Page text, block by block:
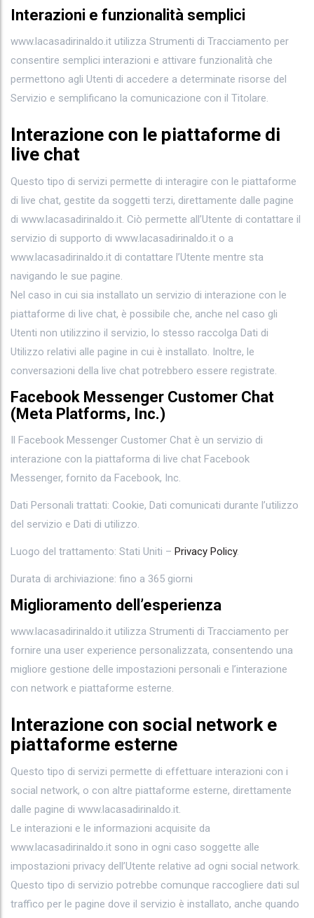
Interazioni e funzionalità semplici
www.lacasadirinaldo.it utilizza Strumenti di Tracciamento per
consentire semplici interazioni e attivare funzionalità che
permettono agli Utenti di accedere a determinate risorse del
Servizio e semplificano la comunicazione con il Titolare.
Interazione con le piattaforme di
live chat
Questo tipo di servizi permette di interagire con le piattaforme
di live chat, gestite da soggetti terzi, direttamente dalle pagine
di www.lacasadirinaldo.it. Ciò permette all’Utente di contattare il
servizio di supporto di www.lacasadirinaldo.it o a
www.lacasadirinaldo.it di contattare l’Utente mentre sta
navigando le sue pagine.
Nel caso in cui sia installato un servizio di interazione con le
piattaforme di live chat, è possibile che, anche nel caso gli
Utenti non utilizzino il servizio, lo stesso raccolga Dati di
Utilizzo relativi alle pagine in cui è installato. Inoltre, le
conversazioni della live chat potrebbero essere registrate.
Facebook Messenger Customer Chat
(Meta Platforms, Inc.)
Il Facebook Messenger Customer Chat è un servizio di
interazione con la piattaforma di live chat Facebook
Messenger, fornito da Facebook, Inc.
Dati Personali trattati: Cookie, Dati comunicati durante l’utilizzo
del servizio e Dati di utilizzo.
Luogo del trattamento: Stati Uniti – Privacy Policy.
Durata di archiviazione: fino a 365 giorni
Miglioramento dell’esperienza
www.lacasadirinaldo.it utilizza Strumenti di Tracciamento per
fornire una user experience personalizzata, consentendo una
migliore gestione delle impostazioni personali e l’interazione
con network e piattaforme esterne.
Interazione con social network e
piattaforme esterne
Questo tipo di servizi permette di effettuare interazioni con i
social network, o con altre piattaforme esterne, direttamente
dalle pagine di www.lacasadirinaldo.it.
Le interazioni e le informazioni acquisite da
www.lacasadirinaldo.it sono in ogni caso soggette alle
impostazioni privacy dell’Utente relative ad ogni social network.
Questo tipo di servizio potrebbe comunque raccogliere dati sul
traffico per le pagine dove il servizio è installato, anche quando